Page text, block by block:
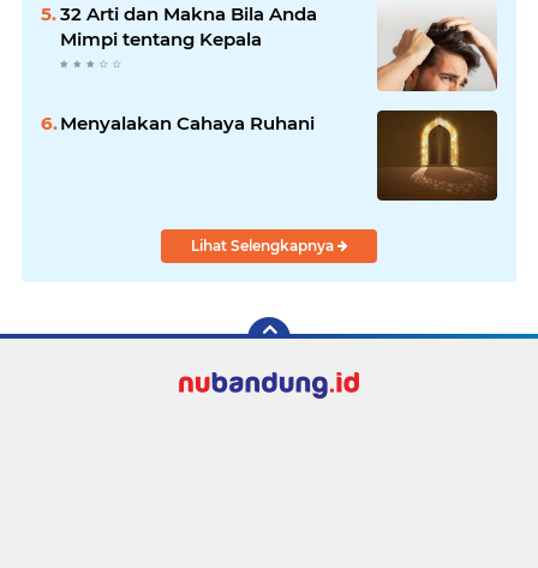
32 Arti dan Makna Bila Anda
Mimpi tentang Kepala
Menyalakan Cahaya Ruhani
Lihat Selengkapnya